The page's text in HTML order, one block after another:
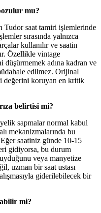
mu?
Tudor saat tamiri işlemlerinde
sırasında yalnızca
kullanılır ve saatin
Özellikle vintage
adına kadran ve
edilmez. Orijinal
değerini koruyan en kritik
belirtisi mi?
sapmalar normal kabul
mekanizmalarında bu
saatiniz günde 10-15
gidiyorsa, bu durum
veya manyetize
uzman bir saat ustası
giderilebilecek bir
mi?